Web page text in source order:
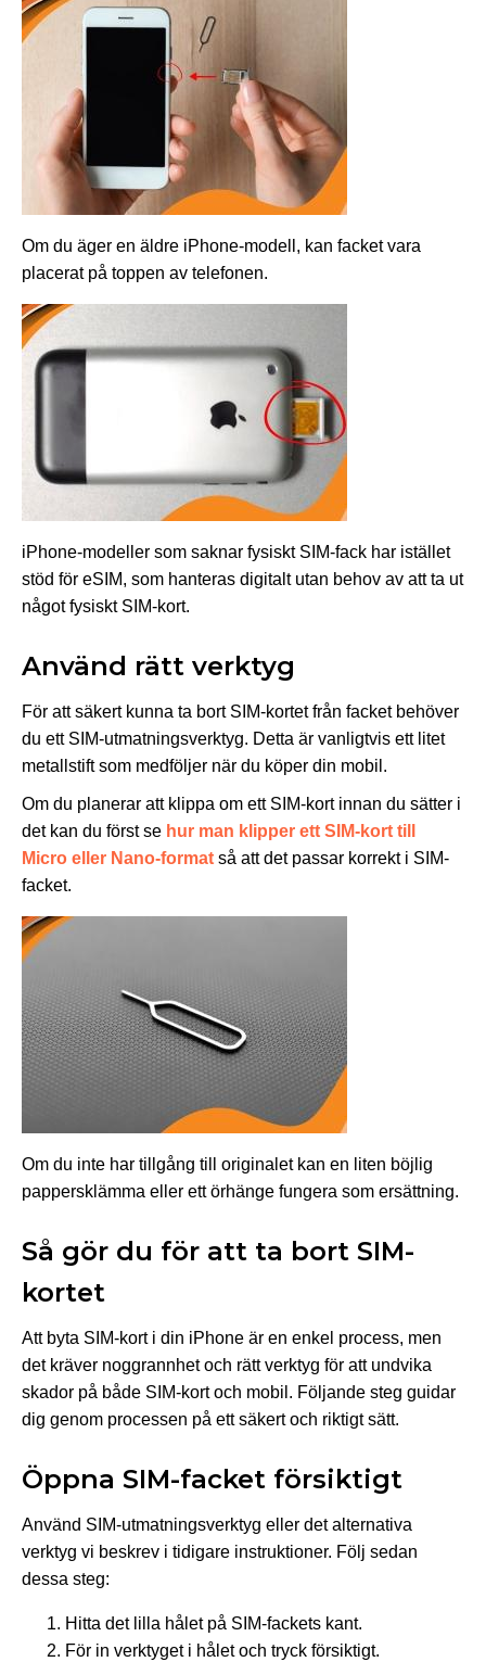
Om du äger en äldre iPhone-modell, kan facket vara
placerat på toppen av telefonen.
iPhone-modeller som saknar fysiskt SIM-fack har istället
stöd för eSIM, som hanteras digitalt utan behov av att ta ut
något fysiskt SIM-kort.
Använd rätt verktyg
För att säkert kunna ta bort SIM-kortet från facket behöver
du ett SIM-utmatningsverktyg. Detta är vanligtvis ett litet
metallstift som medföljer när du köper din mobil.
Om du planerar att klippa om ett SIM-kort innan du sätter i
det kan du först se hur man klipper ett SIM-kort till
Micro eller Nano-format så att det passar korrekt i SIM-
facket.
Om du inte har tillgång till originalet kan en liten böjlig
pappersklämma eller ett örhänge fungera som ersättning.
Så gör du för att ta bort SIM-
kortet
Att byta SIM-kort i din iPhone är en enkel process, men
det kräver noggrannhet och rätt verktyg för att undvika
skador på både SIM-kort och mobil. Följande steg guidar
dig genom processen på ett säkert och riktigt sätt.
Öppna SIM-facket försiktigt
Använd SIM-utmatningsverktyg eller det alternativa
verktyg vi beskrev i tidigare instruktioner. Följ sedan
dessa steg:
Hitta det lilla hålet på SIM-fackets kant.
För in verktyget i hålet och tryck försiktigt.